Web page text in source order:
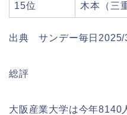
15位 木本（三
出典 サンデー毎日2025/
総評
大阪産業大学は今年8140